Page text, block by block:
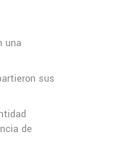
una
sus
de